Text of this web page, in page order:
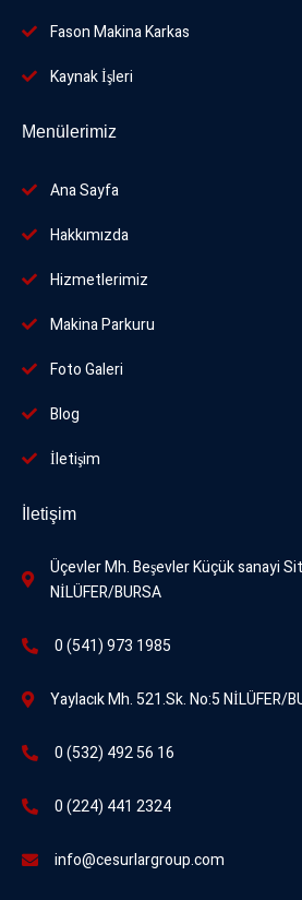
Fason Makina Karkas
Kaynak İşleri
Menülerimiz
Ana Sayfa
Hakkımızda
Hizmetlerimiz
Makina Parkuru
FotoGaleri
Blog
İletişim
İletişim
Üçevler Mh. Beşevler Küçük sanayi
NİLÜFER/BURSA
0 (541) 973 1985
Yaylacık Mh. 521.Sk. No:5 NİLÜFER/
0 (532) 492 56 16
0 (224) 441 2324
info@cesurlargroup.com